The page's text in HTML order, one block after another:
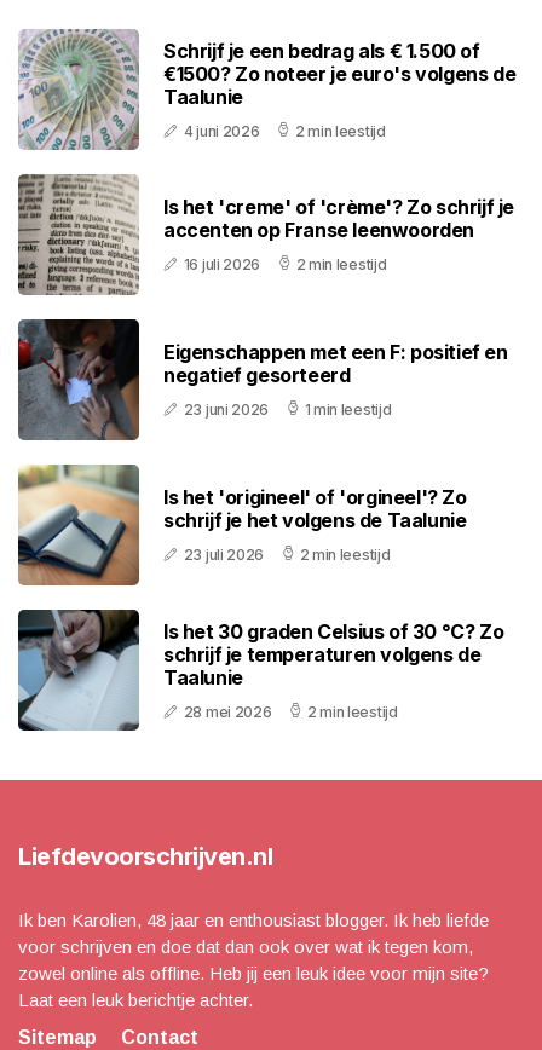
Schrijf je een bedrag als € 1.500 of
€1500? Zo noteer je euro's volgens de
Taalunie
4 juni 2026 2 min leestijd
Is het 'creme' of 'crème'? Zo schrijf je
accenten op Franse leenwoorden
16 juli 2026 2 min leestijd
Eigenschappen met een F: positief en
negatief gesorteerd
23 juni 2026 1 min leestijd
Is het 'origineel' of 'orgineel'? Zo
schrijf je het volgens de Taalunie
23 juli 2026 2 min leestijd
Is het 30 graden Celsius of 30 °C? Zo
schrijf je temperaturen volgens de
Taalunie
28 mei 2026 2 min leestijd
Liefdevoorschrijven.nl
Ik ben Karolien, 48 jaar en enthousiast blogger. Ik heb liefde
voor schrijven en doe dat dan ook over wat ik tegen kom,
zowel online als offline. Heb jij een leuk idee voor mijn site?
Laat een leuk berichtje achter.
Sitemap
Contact